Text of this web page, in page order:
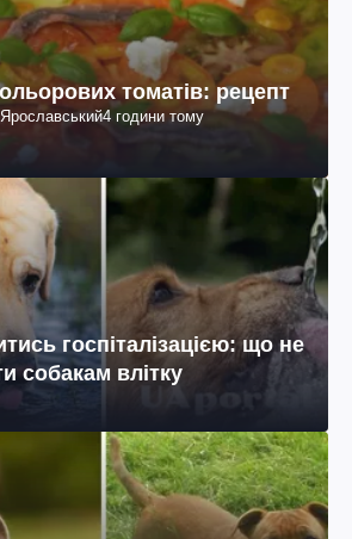
томатів: рецепт
4 години тому
госпіталізацією: що не
собакам влітку